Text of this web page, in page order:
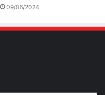
09/06/2024